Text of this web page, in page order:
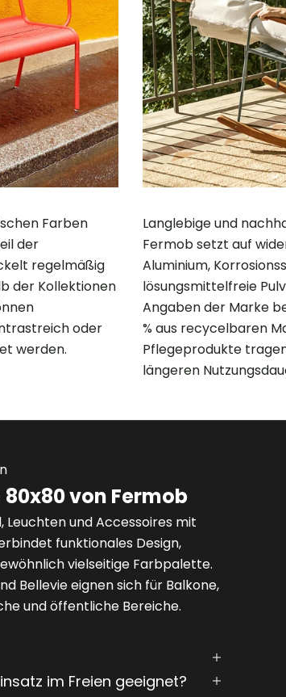
Farben
der
regelmäßig
der Kollektionen
oder
werden.
Langlebige und
Fermob setzt auf
Aluminium,
lösungsmittelfreie
Angaben der Marke
% aus recycelbaren
Pflegeprodukte
längeren
80x80 von Fermob
und Accessoires mit
funktionales Design,
vielseitige Farbpalette.
Bellevie eignen sich für Balkone,
und öffentliche Bereiche.
im Freien geeignet?